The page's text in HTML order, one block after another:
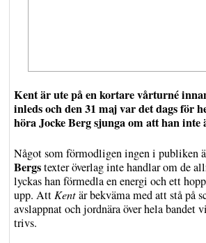
Kent är ute på en kortare vårturné
inleds och den 31 maj var det dags för
höra Jocke Berg sjunga om att han
Något som förmodligen ingen i publiken
Bergstexter överlag inte handlar om de
lyckas han förmedla en energi och ett
upp. Att Kentär bekväma med att stå på
avslappnat och jordnära över hela
trivs.